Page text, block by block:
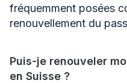
fréquemment posées
renouvellement du
Puis-je renouveler
en Suisse ?